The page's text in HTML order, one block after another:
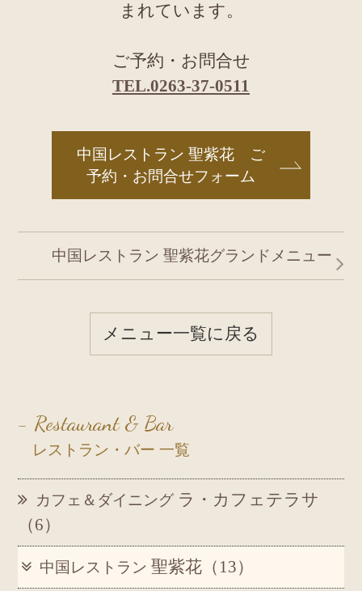
まれています。
ご予約・お問合せ
TEL.0263-37-0511
中国レストラン 聖紫花 ご
予約・お問合せフォーム
中国レストラン 聖紫花グランドメニュー
メニュー一覧に戻る
- Restaurant & Bar
レストラン・バー 一覧
カフェ＆ダイニングラ・カフェテラサ
（6）
中国レストラン 聖紫花（13）